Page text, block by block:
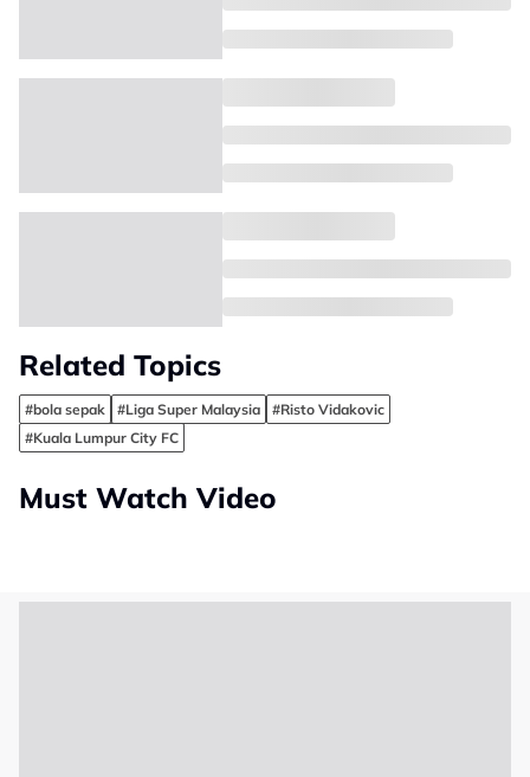
Related Topics
#bola sepak #Liga Super Malaysia
#Risto Vidakovic
#Kuala Lumpur City FC
Must Watch Video